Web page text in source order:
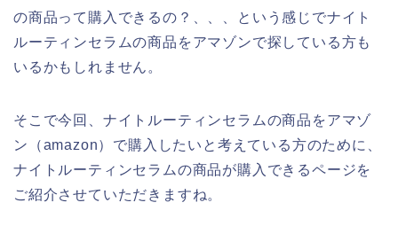
の商品って購入できるの？、、、という感じでナイト
ルーティンセラムの商品をアマゾンで探している方も
いるかもしれません。
そこで今回、ナイトルーティンセラムの商品をアマゾ
ン（amazon）で購入したいと考えている方のために、
ナイトルーティンセラムの商品が購入できるページを
ご紹介させていただきますね。